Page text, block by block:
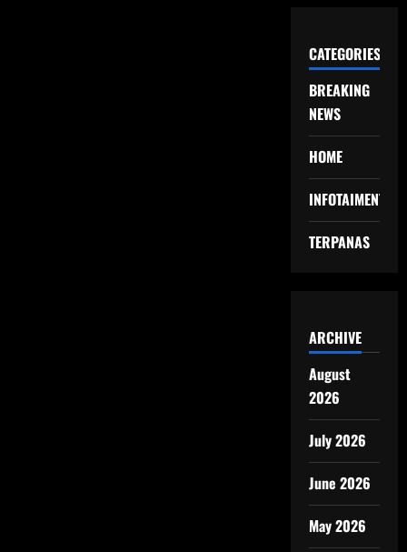
CATEGORIES
BREAKING
NEWS
HOME
INFOTAIMENT
TERPANAS
ARCHIVE
August
2026
July 2026
June 2026
May 2026